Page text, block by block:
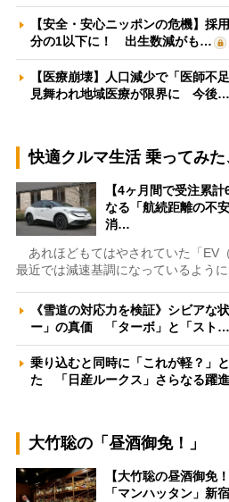
【安全・安心ニッポンの危機】採
分の1以下に！ 出生数減がも…
【医療崩壊】人口減少で「医師不
見舞われ地域医療が限界に 今後…
快適クルマ生活 乗ってみ
【4ヶ月間で受注累
なる「航続距離の不
消…
あれほどもてはやされていた「EV
最近では減速基調になっているよう
《雪道の対応力を検証》シビアな
ー」の真価 「ターボ」と「スト…
乗り込むと同時に「これが軽？」
た 「日産ルークス」さらなる躍
大竹聡の「昼酒御免！」
【大竹聡の昼酒御免
「マンハッタン」新